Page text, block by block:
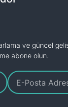
ve güncel
abone olun.